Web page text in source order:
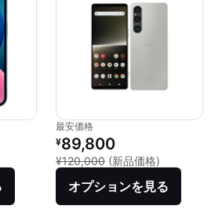
格：
品との比較：¥95,800
最安価格
リファービッシュ品の価格：
¥89,800
¥120,000 (新品価格)
オプションを見る